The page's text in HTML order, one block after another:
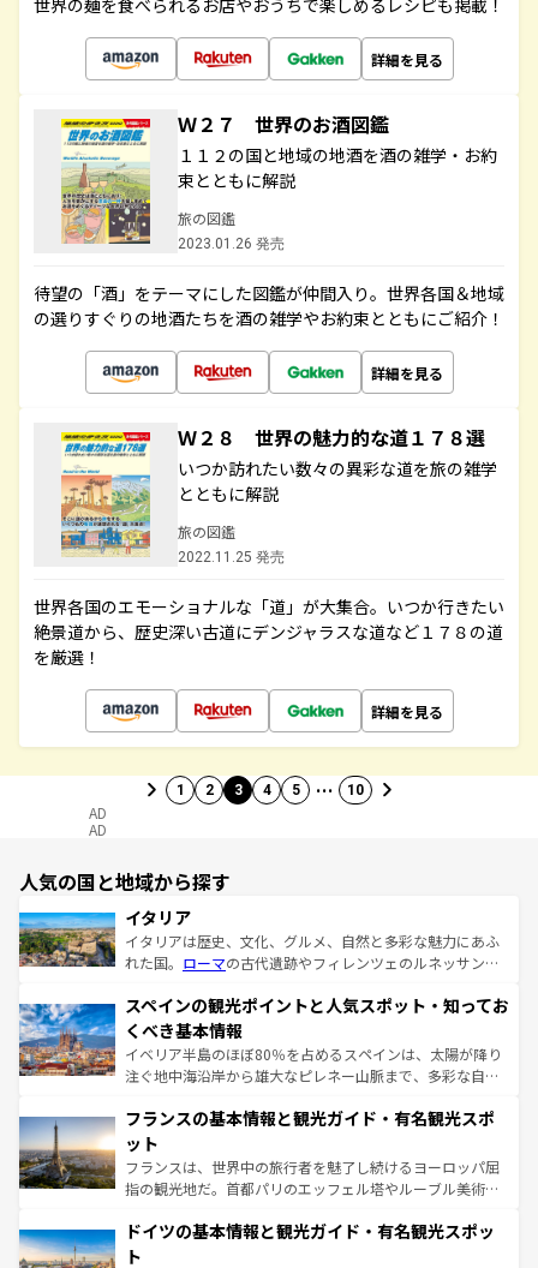
世界の麺を食べられるお店やおうちで楽しめるレシピも掲載！
詳細を見る
Ｗ２７ 世界のお酒図鑑
１１２の国と地域の地酒を酒の雑学・お約
束とともに解説
旅の図鑑
2023.01.26 発売
待望の「酒」をテーマにした図鑑が仲間入り。世界各国＆地域
の選りすぐりの地酒たちを酒の雑学やお約束とともにご紹介！
詳細を見る
Ｗ２８ 世界の魅力的な道１７８選
いつか訪れたい数々の異彩な道を旅の雑学
とともに解説
旅の図鑑
2022.11.25 発売
世界各国のエモーショナルな「道」が大集合。いつか行きたい
絶景道から、歴史深い古道にデンジャラスな道など１７８の道
を厳選！
詳細を見る
1 2 3 4 5 … 10
AD
AD
人気の国と地域から探す
イタリア
イタリアは歴史、文化、グルメ、自然と多彩な魅力にあふ
れた国。 ローマの古代遺跡やフィレンツェのルネッサンス
ろん、トスカーナの美しい田園風景やアマルフィ海岸の絶
景など、自然景観も見逃せない。観光の合間には、本場の
ピザやパスタなど、絶品のイタリア料理を堪能することも
できる。朝目覚めてから夜眠るまで、すべての瞬間を楽し
なお、新着のイタリア情報はコンテンツ一覧を参照してほ
しい。
スペインの観光ポイントと人気スポット・知ってお
くべき基本情報
イベリア半島のほぼ80％を占めるスペインは、太陽が降り
注ぐ地中海沿岸から雄大なピレネー山脈まで、多彩な自然
文化が根付くこの国では、情熱的なフラメンコ、熱気あふ
れる闘牛、そして美味しいタパスが生活の一部となってい
る。首都マドリードの洗練された雰囲気や、バルセロナの
アートに溢れた街角から、地方では古代ローマ遺跡や中世
せる。地方によって風土や気候が異なるスペインはその個
フランスの基本情報と観光ガイド・有名観光スポ
ット
フランスは、世界中の旅行者を魅了し続けるヨーロッパ屈
指の観光地だ。首都パリのエッフェル塔やルーブル美術館
で、幅広い魅力が詰まっている。華麗な宮殿、歴史的な大
聖堂、美しいビーチ、そして豊かな自然が、訪れる者を心
ドイツの基本情報と観光ガイド・有名観光スポッ
ト